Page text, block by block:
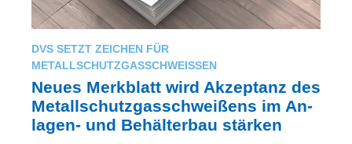
DVS SETZT ZEICHEN FÜR
METALLSCHUTZGASSCHWEISSEN
Neu­es Merk­blatt wird Ak­zep­tanz des
Metall­schutz­gas­schwei­ßens im An­
lagen- und Be­hälter­bau stär­ken